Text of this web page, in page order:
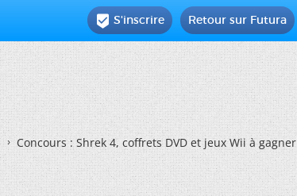
Retour sur Futura
 S'inscrire
Concours : Shrek 4, coffrets DVD et jeux Wii à gagner